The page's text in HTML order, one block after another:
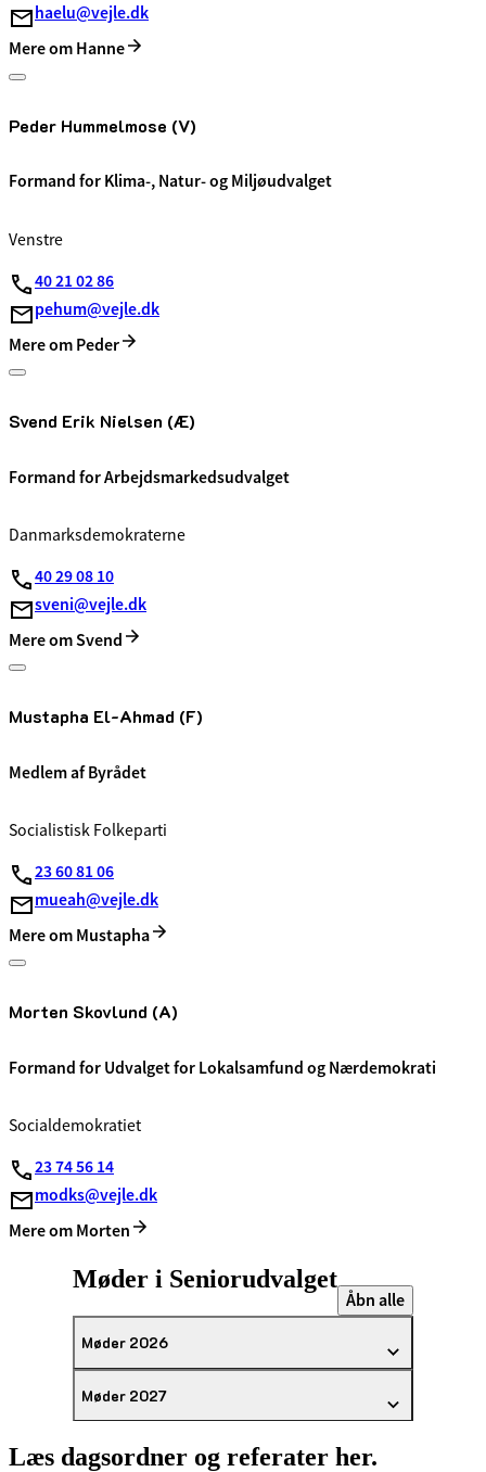
haelu@vejle.dk
Mere om Hanne
Peder Hummelmose (V)
Formand for Klima-, Natur- og Miljøudvalget
Venstre
40 21 02 86
pehum@vejle.dk
Mere om Peder
Svend Erik Nielsen (Æ)
Formand for Arbejdsmarkedsudvalget
Danmarksdemokraterne
40 29 08 10
sveni@vejle.dk
Mere om Svend
Mustapha El-Ahmad (F)
Medlem af Byrådet
Socialistisk Folkeparti
23 60 81 06
mueah@vejle.dk
Mere om Mustapha
Morten Skovlund (A)
Formand for Udvalget for Lokalsamfund og Nærdemokrati
Socialdemokratiet
23 74 56 14
modks@vejle.dk
Mere om Morten
Møder i Seniorudvalget
Åbn alle
Møder 2026
Møder 2027
Læs dagsordner og referater her.